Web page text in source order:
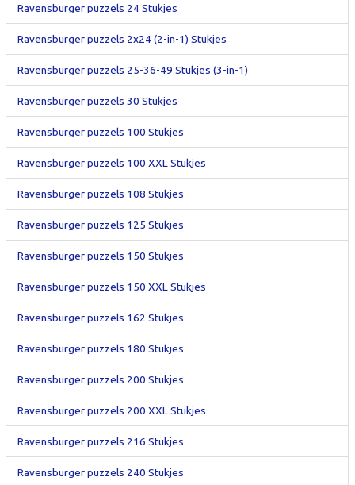
Ravensburger puzzels 24 Stukjes
Ravensburger puzzels 2x24 (2-in-1) Stukjes
Ravensburger puzzels 25-36-49 Stukjes (3-in-1)
Ravensburger puzzels 30 Stukjes
Ravensburger puzzels 100 Stukjes
Ravensburger puzzels 100 XXL Stukjes
Ravensburger puzzels 108 Stukjes
Ravensburger puzzels 125 Stukjes
Ravensburger puzzels 150 Stukjes
Ravensburger puzzels 150 XXL Stukjes
Ravensburger puzzels 162 Stukjes
Ravensburger puzzels 180 Stukjes
Ravensburger puzzels 200 Stukjes
Ravensburger puzzels 200 XXL Stukjes
Ravensburger puzzels 216 Stukjes
Ravensburger puzzels 240 Stukjes